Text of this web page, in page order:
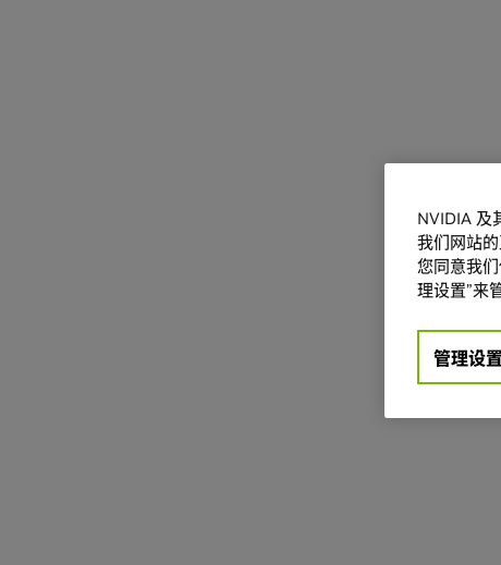
NVIDIA 及
我们网站
您同意我
理设置”来
管理设置